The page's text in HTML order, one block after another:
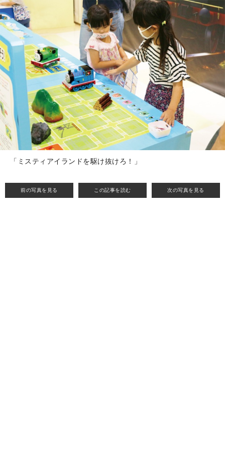
前の写真を見る この記事を読む 次の写真を見る
「ミスティアイランドを駆け抜けろ！」